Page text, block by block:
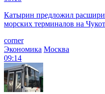
Катырин предложил
морских терминалов на
corner
Экономика Москва
09:14